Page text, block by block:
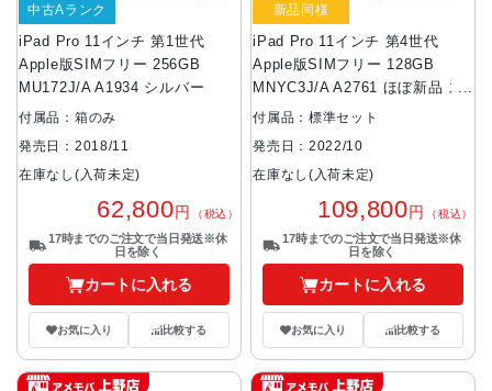
iPad Pro 11インチ 第1世代
Apple版SIMフリー 256GB
MU172J/A A1934 シルバー
中古Aランク
付属品：箱のみ
発売日：2018/11
在庫なし(入荷未定)
62,800円 （税込）
17時までのご注文で当日発送※休
日を除く
カートに入れる
お気に入り 比較する
iPad Pro 11インチ 第4世代
Apple版SIMフリー 128GB
MNYC3J/A A2761 ほぼ新品 ス
ペースグレイ
新品同様
付属品：標準セット
発売日：2022/10
在庫なし(入荷未定)
109,800円 （税込）
17時までのご注文で当日発送※休
日を除く
カートに入れる
お気に入り 比較する